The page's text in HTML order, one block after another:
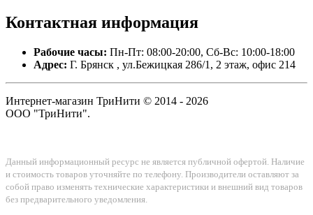
Контактная информация
Рабочие часы: Пн-Пт: 08:00-20:00, Сб-Вс: 10:00-18:00
Адрес: Г. Брянск , ул.Бежицкая 286/1, 2 этаж, офис 214
Интернет-магазин ТриНити © 2014 - 2026
ООО "ТриНити".
Данный информационный ресурс не является публичной офертой. Наличие
и стоимость товаров уточняйте по телефону. Производители оставляют за
собой право изменять технические характеристики и внешний вид товаров
без предварительного уведомления.